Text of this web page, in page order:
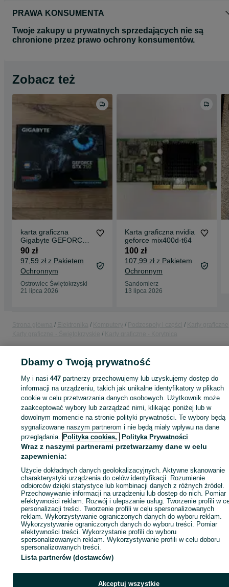
PRAWA KONSUMENTA
Twoje zakupy u prywatnych sprzedających nie są
chronione przez prawo ochrony konsumentów.
Zobacz też
karta graficzna
Gigabyte GEFORCE
GTX 750
90 zł
97,59 zł z Pakietem
Ochronnym
Ostrowiec Świętokrzyski
21 lipca 2026
Karta graficzna nvidia
geforce mix400d-t64
100 zł
107,99 zł z Pakietem
Ochronnym
Sandomierz
13 lipca 2026
KATEGORIA
ID:829962071 Wyświetlenia:
Zaloguj się lub załóż konto na OLX, aby skontaktować się z
sprzedającym
Zaloguj się / Załóż konto
Wyślij wiadomość
Dbamy o Twoją prywatność
My i nasi447 partnerzy przechowujemy lub uzyskujemy dostęp do
informacji na urządzeniu, takich jak unikalne identyfikatory w plikach
cookie w celu przetwarzania danych osobowych. Użytkownik może
zaakceptować wybory lub zarządzać nimi, klikając poniżej lub w
dowolnym momencie na stronie polityki prywatności. Te wybory będą
sygnalizowane naszym partnerom i nie będą miały wpływu na dane
przeglądania. Polityka cookies, Polityka Prywatności
Wraz z naszymi partnerami przetwarzamy dane w celu
zapewnienia:
Użycie dokładnych danych geolokalizacyjnych. Aktywne skanowanie
charakterystyki urządzenia do celów identyfikacji. Rozumienie
odbiorców dzięki statystyce lub kombinacji danych z różnych źródeł.
Przechowywanie informacji na urządzeniu lub dostęp do nich. Pomiar
efektywności reklam. Rozwój i ulepszanie usług. Tworzenie profili w
personalizacji treści. Tworzenie profili w celu spersonalizowanych
reklam. Wykorzystywanie ograniczonych danych do wyboru reklam.
Wykorzystywanie ograniczonych danych do wyboru treści. Pomiar
efektywności treści. Wykorzystanie profili do wyboru
spersonalizowanych reklam. Wykorzystywanie profili w celu doboru
spersonalizowanych treści.
Lista partnerów (dostawców)
Akceptuj wszystkie